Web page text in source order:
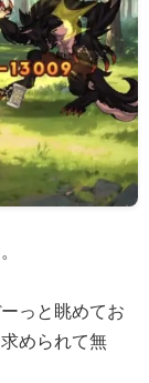
っと眺めてお
められて無